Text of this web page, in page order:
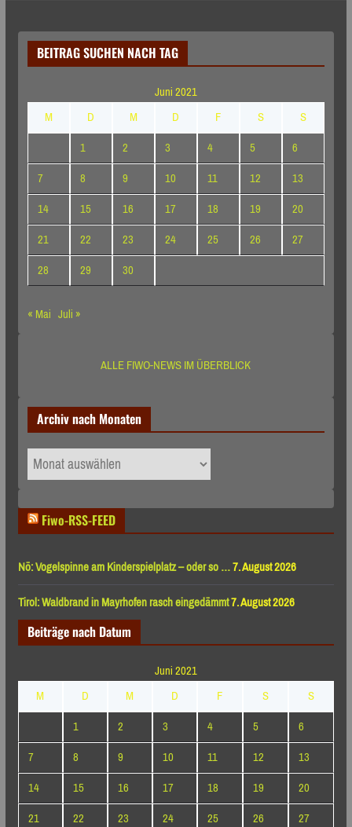
BEITRAG SUCHEN NACH TAG
Juni 2021
M
D M D F S
S
1
2 3 4 5
6
7
8 9 10 11 12
13
14
15 16 17 18 19
20
21
22 23 24 25 26
27
28
29
30
« Mai Juli »
ALLE FIWO-NEWS IM ÜBERBLICK
Archiv nach Monaten
Archiv
nach
Fiwo-RSS-FEED
Nö: Vogelspinne am Kinderspielplatz – oder so …7. August 2026
Tirol: Waldbrand in Mayrhofen rasch eingedämmt7. August 2026
Beiträge nach Datum
Juni 2021
M
D M D F S
S
1
2 3 4 5
6
7
8 9 10 11 12
13
14
15 16 17 18 19
20
21
22 23 24 25 26 27